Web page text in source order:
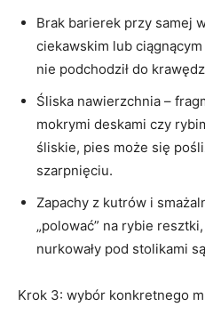
Brak barierek przy samej
ciekawskim lub
nie podchodził do
Śliska nawierzchnia –
mokrymi deskami czy
śliskie, pies może się
szarpnięciu.
Zapachy z kutrów i
„polować” na rybie
nurkowały pod stolikami
Krok 3: wybór konkretnego